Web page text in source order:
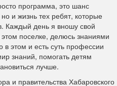
программа, это шанс
и жизнь тех ребят, которые
Каждый день я вношу свой
поселке, делюсь знаниями
этом и есть суть профессии
знаний, помогать детям
лучше.
и правительства Хабаровского